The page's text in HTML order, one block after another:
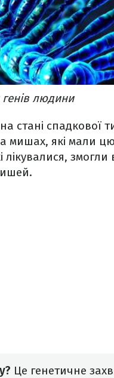
людини
стані спадкової
мишах, які мали
лікувалися,
Це генетичне